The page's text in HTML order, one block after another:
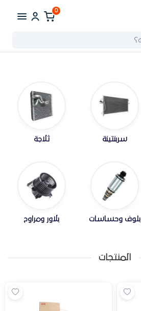
0
سربنتينة ثلاجة
بلوف وحساسات بلاور ومراوح
المنتجات